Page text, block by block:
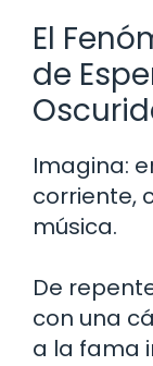
El
de
Imagina:
corriente,
música.
De
con una
a la fama